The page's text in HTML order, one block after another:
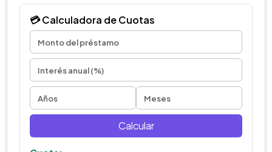
💳 Calculadora de Cuotas
Calcular